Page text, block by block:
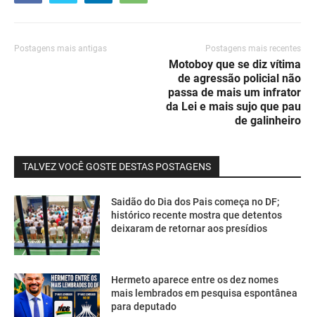
Postagens mais antigas Postagens mais recentes
Motoboy que se diz vítima
de agressão policial não
passa de mais um infrator
da Lei e mais sujo que pau
de galinheiro
TALVEZ VOCÊ GOSTE DESTAS POSTAGENS
Saidão do Dia dos Pais começa no DF;
histórico recente mostra que detentos
deixaram de retornar aos presídios
Hermeto aparece entre os dez nomes
mais lembrados em pesquisa espontânea
para deputado